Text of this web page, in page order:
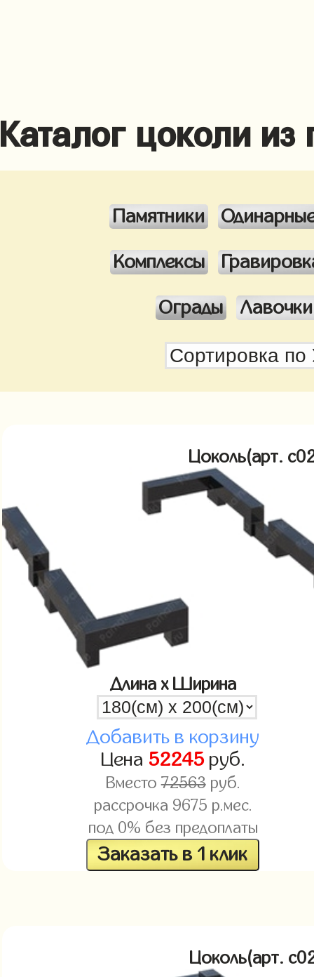
цоколи
Памятники
Комплексы
Ограды
Цоколь(арт.
Длина x Ширина
Добавить в корзину
Цена 52245руб.
Вместо72563руб.
рассрочка 9675 р.мес.
под 0% без предоплаты
Заказать в 1 клик
Цоколь(арт.